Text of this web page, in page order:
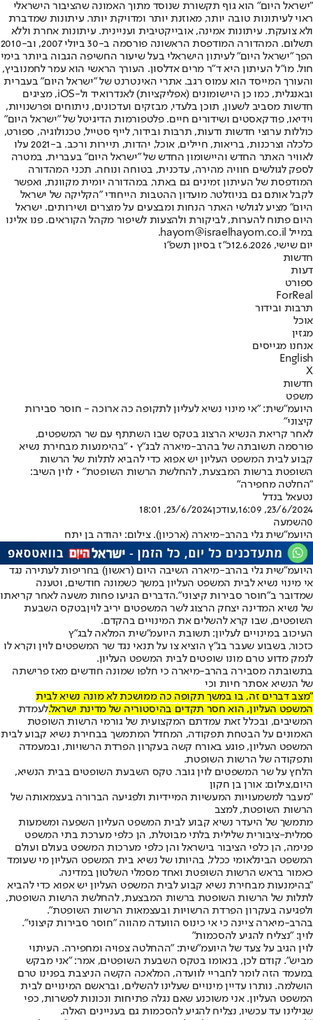
"ישראל היום" הוא גוף תקשורת שנוסד מתוך האמונה שהציבור הישראלי
ראוי לעיתונות טובה יותר, מאוזנת יותר ומדויקת יותר. עיתונות שמדברת
ולא צועקת. עיתונות אמינה, אובייקטיבית ועניינית. עיתונות אחרת וללא
תשלום. המהדורה המודפסת הראשונה פורסמה ב-30 ביולי 2007, וב-2010
הפך "ישראל היום" לעיתון הישראלי בעל שיעור החשיפה הגבוה ביותר בימי
חול. מו"ל העיתון היא ד"ר מרים אדלסון. העורך הראשי הוא עמר לחמנוביץ,
והעורך המייסד הוא עמוס רגב. אתרי האינטרנט של "ישראל היום" בעברית
ובאנגלית, כמו כן היישומונים (אפליקציות) לאנדרואיד ול-iOS, מציגים
חדשות מסביב לשעון, תוכן בלעדי, מבזקים ועדכונים, ניתוחים ופרשנויות,
וידיאו, פודקאסטים ושידורים חיים. פלטפורמות הדיגיטל של "ישראל היום"
כוללות ערוצי חדשות ודעות, תרבות ובידור, לייף סטייל, טכנולוגיה, ספורט,
כלכלה וצרכנות, בריאות, חיילים, אוכל, יהדות, תיירות ורכב. ב-2021 עלו
לאוויר האתר החדש והיישומון החדש של "ישראל היום" בעברית, במטרה
לספק לגולשים חוויה מהירה, עדכנית, בטוחה ונוחה. תכני המהדורה
המודפסת של העיתון זמינים גם באתר, במהדורה יומית מקוונת, ואפשר
לקבל אותם גם בניוזלטר. מועדון ההטבות הייחודי "הקליקה של ישראל
היום" מציע לגולשי האתר הנחות ומבצעים על מוצרים ושירותים. ישראל
היום פתוח להערות, לביקורת ולהצעות לשיפור מקהל הקוראים. פנו אלינו
במייל hayom@israelhayom.co.il.
יום שישי, 12.6.2026
כ"ז בסיון תשפ"ו
חדשות
דעות
ספורט
ForReal
תרבות ובידור
אוכל
מגזין
אנחנו מגייסים
English
X
חדשות
משפט
היועמ"שית: "אי מינוי נשיא לעליון לתקופה כה ארוכה - חוסר סבירות
קיצוני"
לאחר קריאת הנשיא הרצוג בטקס שבו השתתף עם שר המשפטים,
פורסמה תשובתה של בהרב-מיארה לבג"ץ • "בהימנעות מבחירת נשיא
קבוע לבית המשפט העליון יש אפוא כדי להביא לתלות של הרשות
השופטת ברשות המבצעת, להחלשת הרשות השופטת" • לוין השיב:
"החלטה מחפירה"
נטעאל בנדל
23/6/2024, 16:09
,עודכן23/6/2024, 18:01
0השמעה
היועמ"שית גלי בהרב-מיארה (ארכיון). צילום: יהודה בן יתח
היועמ"שית גלי בהרב-מיארה השיבה היום (ראשון) בחריפות לעתירה נגד
אי מינוי נשיא לבית המשפט העליון במשך כשמונה חודשים, וטענה
שמדובר ב"חוסר סבירות קיצוני".הדברים הגיעו פחות משעה לאחר קריאתו
של נשיא המדינה יצחק הרצוג לשר המשפטים יריב לויןבטקס השבעת
השופטים, שבו קרא להשלים את המינויים בהקדם.
העיכוב במינויים לעליון: תשובת היועמ"שית המלאה לבג"ץ
כזכור, בשבוע שעבר בג"ץ הוציא צו על תנאי נגד שר המשפטים לוין וקרא לו
לנמק מדוע טרם מונו שופטים לבית המשפט העליון.
בתשובתה מסבירה בהרב-מיארה כי חלפו שמונה חודשים מאז פרישתה
של הנשיא אסתר חיות וכי
"מצב דברים זה, בו במשך תקופה כה ממושכת לא מונה נשיא לבית
המשפט העליון, הוא חסר תקדים בהיסטוריה של מדינת ישראל.לעמדת
המשיבים, ובכלל זאת עמדתם המקצועית של גורמי הרשות השופטת
האמונים על הבטחת תפקודה, המחדל המתמשך בבחירת נשיא קבוע לבית
המשפט העליון, פוגע באורח קשה בעקרון הפרדת הרשויות, ובמעמדה
ותפקודה של הרשות השופטת.
הלחץ על שר המשפטים לוין גובר. טקס השבעת השופטים בבית הנשיא,
היום,צילום: אורן בן חקון
"מעבר למשמעויות המעשיות המיידיות ולפגיעה הברורה בעצמאותה של
הרשות השופטת, למצב
מתמשך של היעדר נשיא קבוע לבית המשפט העליון השפעה ומשמעות
סמלית-ציבורית שלילית בלתי מבוטלת, הן כלפי מערכת בתי המשפט
פנימה, הן כלפי הציבור בישראל והן כלפי מערכות המשפט בעולם ועולם
המשפט הבינלאומי ככלל, בהיותו של נשיא בית המשפט העליון מי שעומד
כאמור בראש הרשות השופטת ואחד מסמלי השלטון במדינה.
"בהימנעות מבחירת נשיא קבוע לבית המשפט העליון יש אפוא כדי להביא
לתלות של הרשות השופטת ברשות המבצעת, להחלשת הרשות השופטת,
ולפגיעה בעקרון הפרדת הרשויות ובעצמאות הרשות השופטת".
בהרב-מיארה ציינה כי אי כינוס הוועדה מהווה "חוסר סבירות קיצוני".
לוין: "נצליח להגיע להסכמות"
לוין הגיב על צעד של היועמ"שית: "ההחלטה צפויה ומחפירה. העיתוי
מביש". קודם לכן, בנאומו בטקס השבעת השופטים, אמר: "אני מבקש
במעמד הזה לומר לחבריי לוועדה, המלאכה הקשה הניצבת בפנינו טרם
הושלמה. נותרו עדיין מינויים שעלינו להשלים, ובראשם המינויים לבית
המשפט העליון. אני משוכנע שאם נגלה פתיחות ונכונות לפשרות, כפי
שגילינו עד עכשיו, נצליח להגיע להסכמות גם בעניינים האלה.